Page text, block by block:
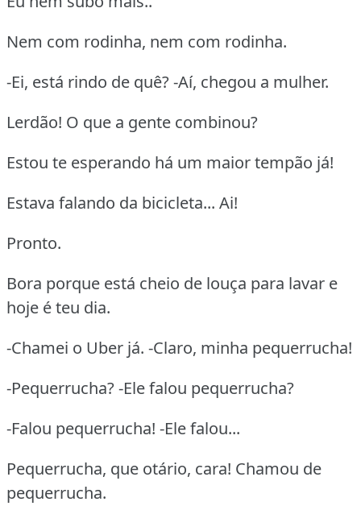
Nem com rodinha, nem com rodinha.
-Ei, está rindo de quê? -Aí, chegou a mulher.
Lerdão! O que a gente combinou?
Estou te esperando há um maior tempão já!
Estava falando da bicicleta... Ai!
Pronto.
Bora porque está cheio de louça para lavar e
hoje é teu dia.
-Chamei o Uber já. -Claro, minha pequerrucha!
-Pequerrucha? -Ele falou pequerrucha?
-Falou pequerrucha! -Ele falou...
Pequerrucha, que otário, cara! Chamou de
pequerrucha.